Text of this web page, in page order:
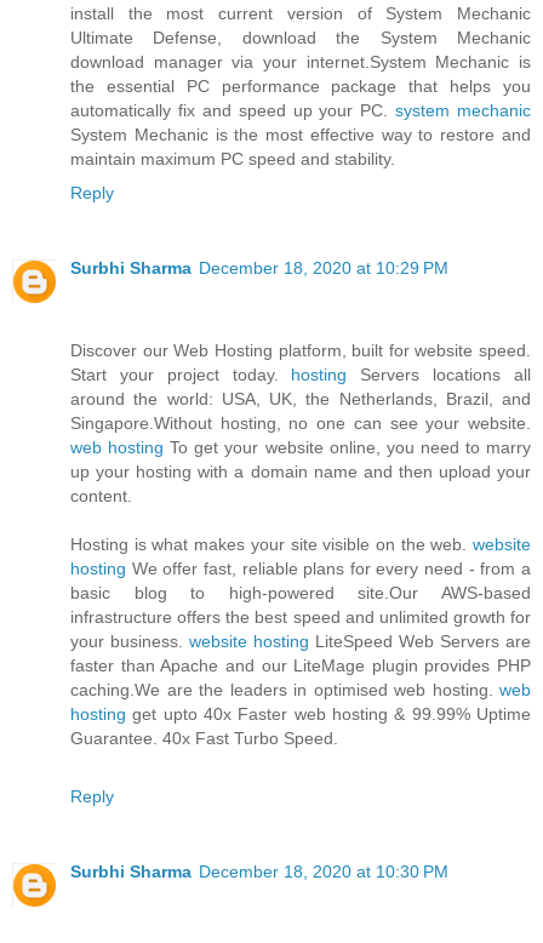
install the most current version of System Mechanic
Ultimate Defense, download the System Mechanic
download manager via your internet.System Mechanic is
the essential PC performance package that helps you
automatically fix and speed up your PC.system mechanic
System Mechanic is the most effective way to restore and
maintain maximum PC speed and stability.
Reply
Surbhi Sharma December 18, 2020 at 10:29 PM
Discover our Web Hosting platform, built for website speed.
Start your project today. hosting Servers locations all
around the world: USA, UK, the Netherlands, Brazil, and
Singapore.Without hosting, no one can see your website.
web hosting To get your website online, you need to marry
up your hosting with a domain name and then upload your
content.
Hosting is what makes your site visible on the web. website
hosting We offer fast, reliable plans for every need - from a
basic blog to high-powered site.Our AWS-based
infrastructure offers the best speed and unlimited growth for
your business. website hosting LiteSpeed Web Servers are
faster than Apache and our LiteMage plugin provides PHP
caching.We are the leaders in optimised web hosting. web
hosting get upto 40x Faster web hosting & 99.99% Uptime
Guarantee. 40x Fast Turbo Speed.
Reply
Surbhi Sharma December 18, 2020 at 10:30 PM